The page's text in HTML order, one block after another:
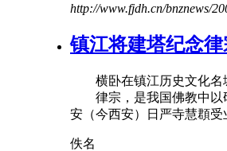
http://www.fjdh.cn/bnznews/
镇江将建塔纪念律
横卧在镇江历史文化名城
律宗，是我国佛教中以研
安（今西安）日严寺慧頵
佚名